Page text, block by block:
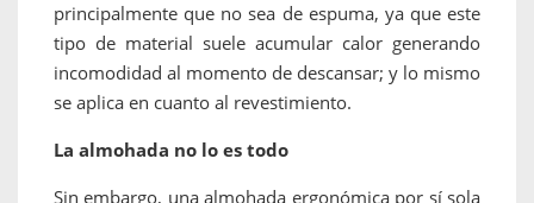
principalmente que no sea de espuma, ya que este
tipo de material suele acumular calor generando
incomodidad al momento de descansar; y lo mismo
se aplica en cuanto al revestimiento.
La almohada no lo es todo
Sin embargo, una almohada ergonómica por sí sola